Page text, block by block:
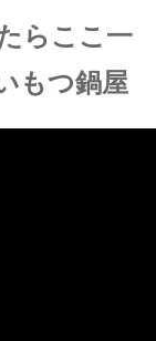
らここ一
もつ鍋屋